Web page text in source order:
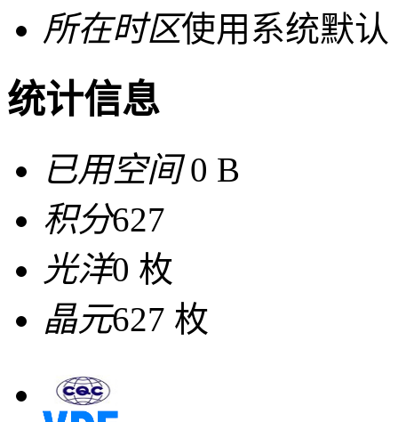
所在时区使用系统默认
统计信息
已用空间0 B
积分627
光洋0 枚
晶元627 枚